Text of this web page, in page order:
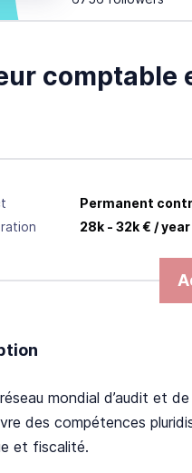
comptable
Permanent
28k - 32k € / year
mondial d’audit et
des compétences
et fiscalité.